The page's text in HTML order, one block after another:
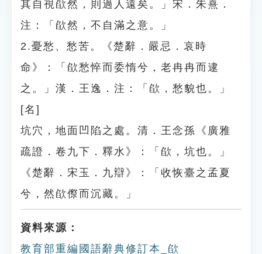
其自視欿然，則過人遠矣。」宋．朱熹．
注：「欿然，不自滿之意。」
2.憂愁、愁苦。《楚辭．嚴忌．哀時
命》：「欿愁悴而委惰兮，老冉冉而逮
之。」漢．王逸．注：「欿，愁貌也。」
[名]
坑穴，地面凹陷之處。清．王念孫《廣雅
疏證．卷九下．釋水》：「欿，坑也。」
《楚辭．宋玉．九辯》：「收恢臺之孟夏
兮，然欿傺而沉藏。」
資料來源：
教育部重編國語辭典修訂本_欿